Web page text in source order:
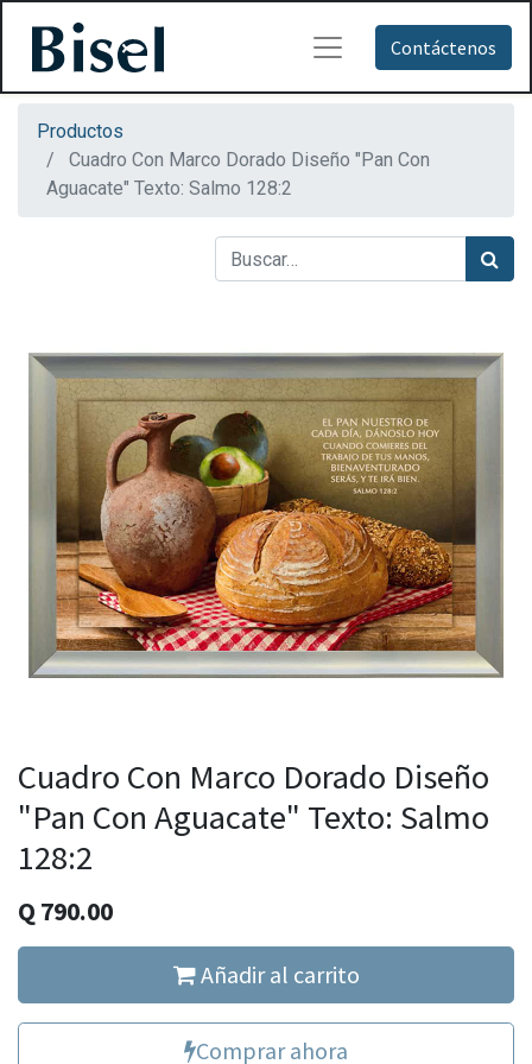
Contáctenos
Productos
Cuadro Con Marco Dorado Diseño "Pan Con
Aguacate" Texto: Salmo 128:2
Cuadro Con Marco Dorado Diseño
"Pan Con Aguacate" Texto: Salmo
128:2
Q 790.00
Añadir al carrito
Comprar ahora